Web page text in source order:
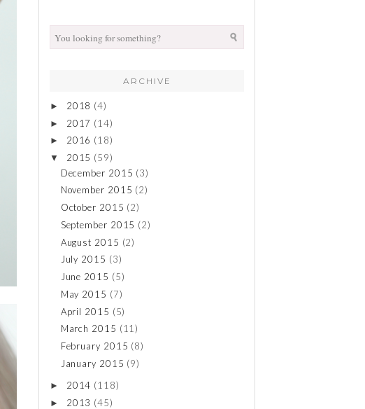
ARCHIVE
► 2018 (4)
► 2017 (14)
► 2016 (18)
▼ 2015 (59)
December 2015 (3)
November 2015 (2)
October 2015 (2)
September 2015 (2)
August 2015 (2)
July 2015 (3)
June 2015 (5)
May 2015 (7)
April 2015 (5)
March 2015 (11)
February 2015 (8)
January 2015 (9)
► 2014 (118)
► 2013 (45)